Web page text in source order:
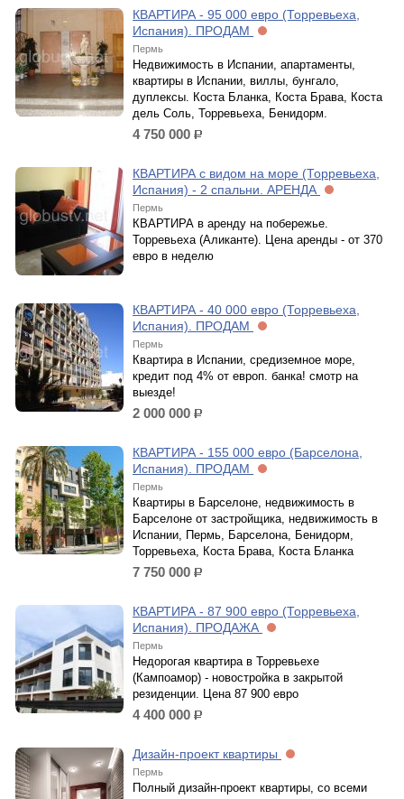
КВАРТИРА - 95 000 евро (Торревьеха,
Испания). ПРОДАМ
Пермь
Недвижимость в Испании, апартаменты,
квартиры в Испании, виллы, бунгало,
дуплексы. Коста Бланка, Коста Брава, Коста
дель Соль, Торревьеха, Бенидорм.
4 750 000 р.
КВАРТИРА с видом на море (Торревьеха,
Испания) - 2 спальни. АРЕНДА
Пермь
КВАРТИРА в аренду на побережье.
Торревьеха (Аликанте). Цена аренды - от 370
евро в неделю
КВАРТИРА - 40 000 евро (Торревьеха,
Испания). ПРОДАМ
Пермь
Квартира в Испании, средиземное море,
кредит под 4% от европ. банка! смотр на
выезде!
2 000 000 р.
КВАРТИРА - 155 000 евро (Барселона,
Испания). ПРОДАМ
Пермь
Квартиры в Барселоне, недвижимость в
Барселоне от застройщика, недвижимость в
Испании, Пермь, Барселона, Бенидорм,
Торревьеха, Коста Брава, Коста Бланка
7 750 000 р.
КВАРТИРА - 87 900 евро (Торревьеха,
Испания). ПРОДАЖА
Пермь
Недорогая квартира в Торревьехе
(Кампоамор) - новостройка в закрытой
резиденции. Цена 87 900 евро
4 400 000 р.
Дизайн-проект квартиры
Пермь
Полный дизайн-проект квартиры, со всеми